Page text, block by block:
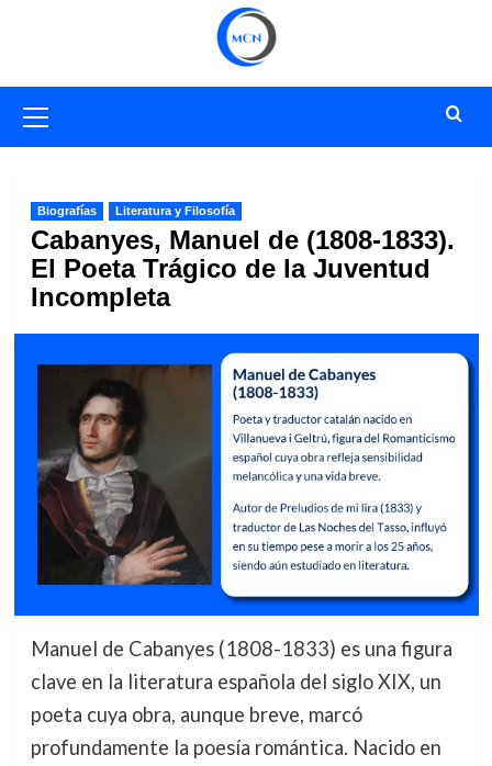
primario
Biografías Literatura y Filosofía
Cabanyes, Manuel de (1808-1833).
El Poeta Trágico de la Juventud
Incompleta
Manuel de Cabanyes (1808-1833) es una figura
clave en la literatura española del siglo XIX, un
poeta cuya obra, aunque breve, marcó
profundamente la poesía romántica. Nacido en